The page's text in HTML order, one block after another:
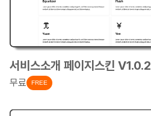
서비스소개 페이지스킨 V1.0.2
무료 FREE